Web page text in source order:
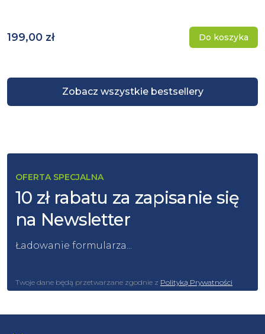
Zobacz wszystkie bestsellery
199,00 zł Do koszyka
OFERTA SPECJALNA
10 zł rabatu za zapisanie się
na Newsletter
Ładowanie formularza...
Twoje dane będą przetwarzane zgodnie z Polityką Prywatności